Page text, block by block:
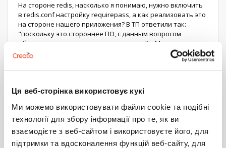
Ця веб-сторінка використовує кукі
Ми можемо використовувати файли cookie та подібні
технології для збору інформації про те, як ви
взаємодієте з веб-сайтом і використовуєте його, для
підтримки та вдосконалення функцій веб-сайту, для
На стороне redis, насколько я понимаю, нужно включить
в redis.conf настройку requirepass, а как реализовать это
на стороне нашего приложения? В ТП ответили так:
"поскольку это стороннее ПО, с данным вопросом
обратитесь к поставщику продукта redis. Мы
предоставляем поддержку продукта bpm'online."
3
6 сентября 2017 12:18
0
попробуйте по аналогии с
ConnectionString из
StackExchange